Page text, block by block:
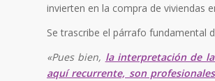
invierten en la compra de viviendas
Se trascribe el párrafo fundamental
«Pues bien, la interpretación de
aquí recurrente, son